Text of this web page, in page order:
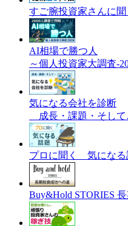
すご腕投資家さんに
AI相場で勝つ人
～個人投資家大調査-
気になる会社を診断
成長・課題・そし
プロに聞く 気になる
Buy&Hold STORIES